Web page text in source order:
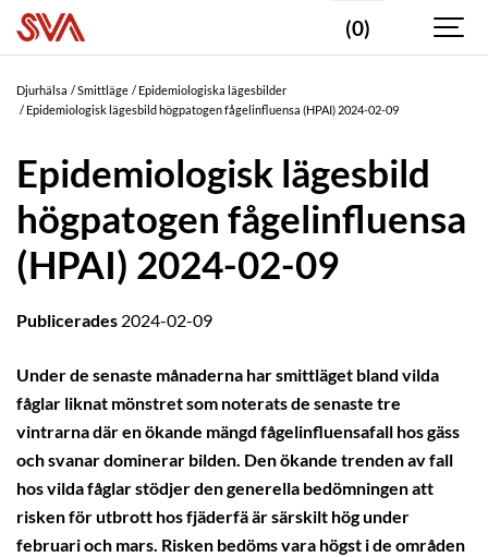
(0)
Djurhälsa Smittläge
Epidemiologiska lägesbilder
Epidemiologisk lägesbild högpatogen fågelinfluensa (HPAI) 2024-02-09
Epidemiologisk lägesbild
högpatogen fågelinfluensa
(HPAI) 2024-02-09
Publicerades 2024-02-09
Under de senaste månaderna har smittläget bland vilda
fåglar liknat mönstret som noterats de senaste tre
vintrarna där en ökande mängd fågelinfluensafall hos gäss
och svanar dominerar bilden. Den ökande trenden av fall
hos vilda fåglar stödjer den generella bedömningen att
risken för utbrott hos fjäderfä är särskilt hög under
februari och mars. Risken bedöms vara högst i de områden